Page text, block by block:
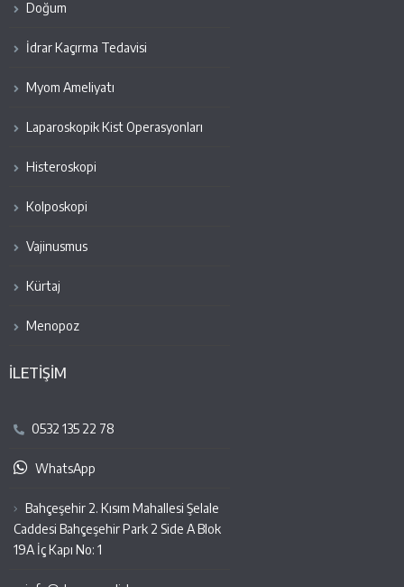
Doğum
İdrar Kaçırma Tedavisi
Myom Ameliyatı
Laparoskopik Kist Operasyonları
Histeroskopi
Kolposkopi
Vajinusmus
Kürtaj
Menopoz
İLETİŞİM
0532 135 22 78
WhatsApp
Bahçeşehir 2. Kısım Mahallesi Şelale
Caddesi Bahçeşehir Park 2 Side A Blok
19A İç Kapı No: 1